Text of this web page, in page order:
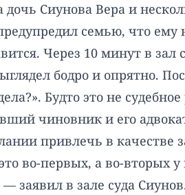
Сиунова Вера и
семью, что ему
Через 10 минут в зал
бодро и опрятно.
Будто это не судебное
чиновник и его
привлечь в
во-первых, а во-вторых
заявил в зале суда